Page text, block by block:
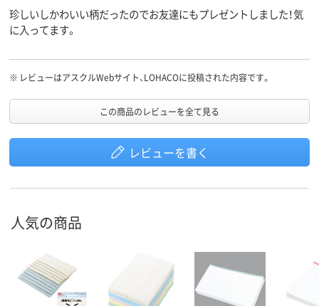
珍しいしかわいい柄だったのでお友達にもプレゼントしました！気
に入ってます。
※ レビューはアスクルWebサイト、LOHACOに投稿された内容です。
この商品のレビューを全て見る
レビューを書く
人気の商品